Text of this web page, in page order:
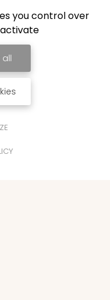
you control over
all